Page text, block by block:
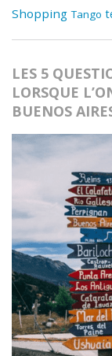
Shopping Tango
LES 5
LORSQUE
BUENOS